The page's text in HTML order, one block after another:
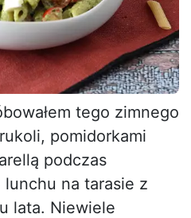
tego zimnego
pomidorkami
podczas
na tarasie z
lata. Niewiele